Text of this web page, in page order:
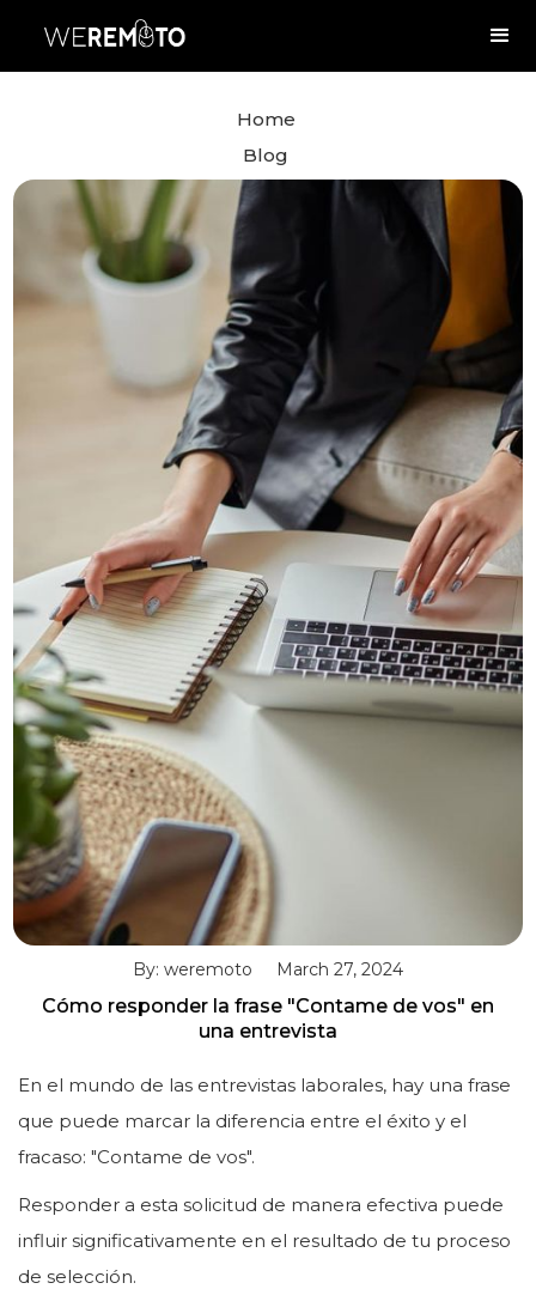
Home
Blog
By: weremoto March 27, 2024
Cómo responder la frase "Contame de vos" en
una entrevista
En el mundo de las entrevistas laborales, hay una frase
que puede marcar la diferencia entre el éxito y el
fracaso: "Contame de vos".
Responder a esta solicitud de manera efectiva puede
influir significativamente en el resultado de tu proceso
de selección.